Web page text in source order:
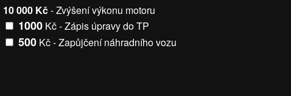
10 000 Kč- Zvýšení výkonu motoru
1000Kč - Zápis úpravy do TP
500Kč - Zapůjčení náhradního vozu